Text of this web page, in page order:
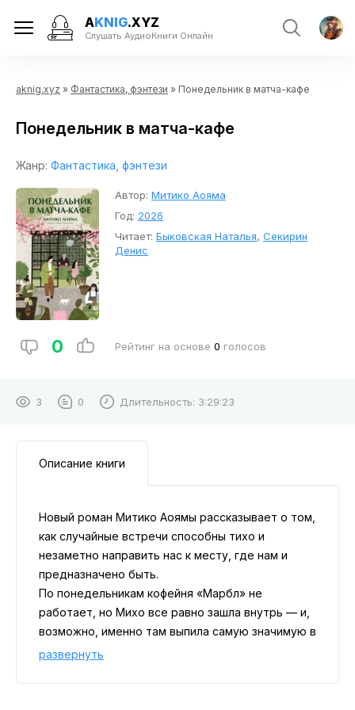
AKNIG.XYZ
Слушать АудиоКниги Онлайн
aknig.xyz » Фантастика, фэнтези » Понедельник в матча-кафе
Понедельник в матча-кафе
Жанр: Фантастика, фэнтези
Автор: Митико Аояма
Год: 2026
Читает: Быковская Наталья, Секирин
Денис
0 Рейтинг на основе 0 голосов
3 0 Длительность: 3:29:23
Описание книги
Новый роман Митико Аоямы рассказывает о том,
как случайные встречи способны тихо и
незаметно направить нас к месту, где нам и
предназначено быть.
По понедельникам кофейня «Марбл» не
работает, но Михо все равно зашла внутрь — и,
возможно, именно там выпила самую значимую в
своей жизни чашку матча.
эпизодов складывается дорога, которая
развернуть